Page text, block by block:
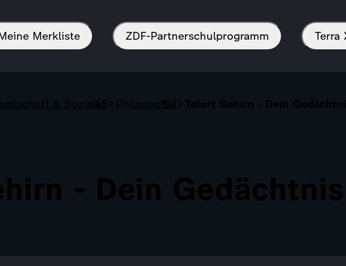
Merkliste ZDF-Partnerschulprogramm Terra
& Soziales Philosophie Tatort Gehirn - Dein
- Dein